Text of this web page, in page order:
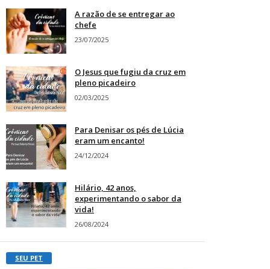
A razão de se entregar ao
chefe
23/07/2025
O Jesus que fugiu da cruz em
pleno picadeiro
02/03/2025
Para Denisar os pés de Lúcia
eram um encanto!
24/12/2024
Hilário, 42 anos,
experimentando o sabor da
vida!
26/08/2024
SEU PET